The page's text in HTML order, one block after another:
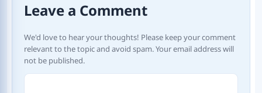
Leave a Comment
We'd love to hear your thoughts! Please keep your comment
relevant to the topic and avoid spam. Your email address will
not be published.
Comment